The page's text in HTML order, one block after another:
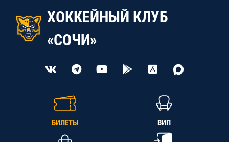
ХОККЕЙНЫЙ КЛУБ
«СОЧИ»
БИЛЕТЫ ВИП